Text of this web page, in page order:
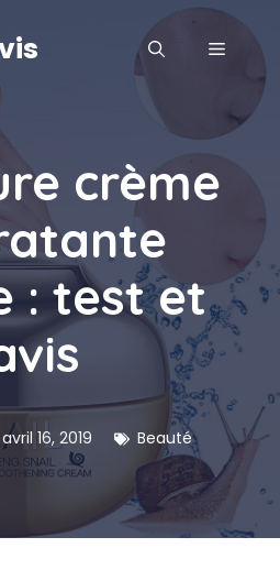
MENU
crème
: test et
avril 16, 2019 Beauté